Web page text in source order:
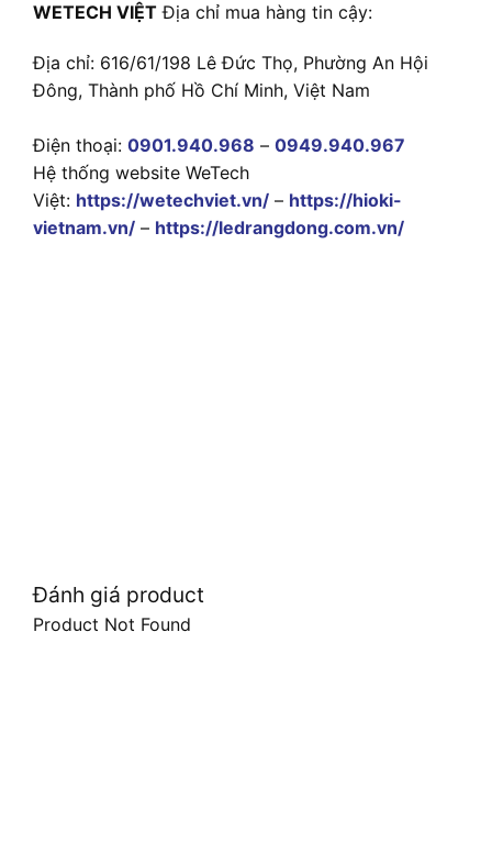
WETECH VIỆT Địa chỉ mua hàng tin cậy:
Địa chỉ: 616/61/198 Lê Đức Thọ, Phường An Hội
Đông, Thành phố Hồ Chí Minh, Việt Nam
Điện thoại: 0901.940.968 – 0949.940.967
Hệ thống website WeTech
Việt: https://wetechviet.vn/ – https://hioki-
vietnam.vn/ – https://ledrangdong.com.vn/
Đánh giá product
Product Not Found